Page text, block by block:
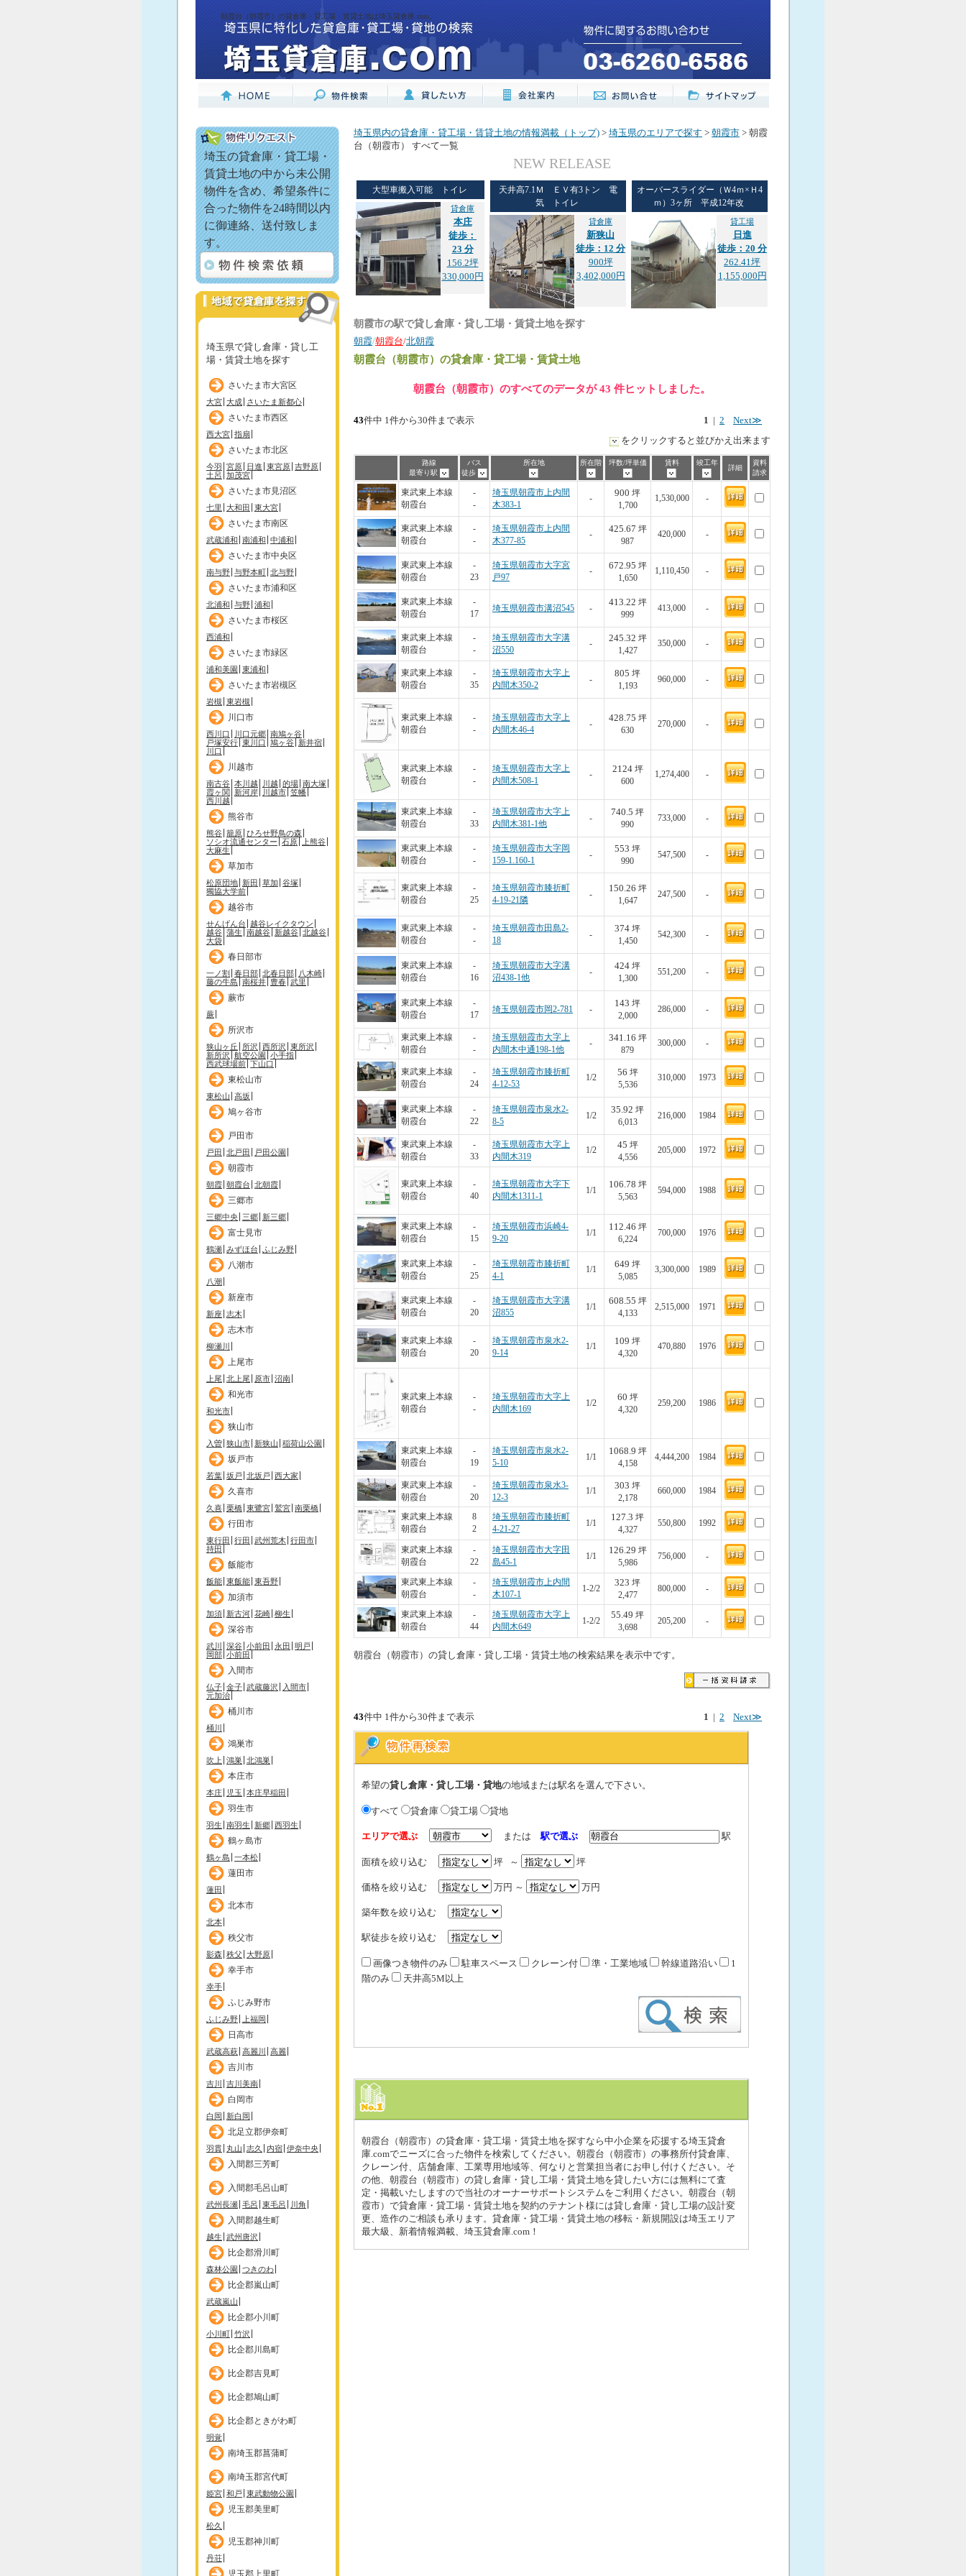
朝霞台（朝霞市）の貸倉庫・貸工場・賃貸土地は埼玉貸倉庫.com。
埼玉の貸倉庫・貸工場・
賃貸土地の中から未公開
物件を含め、希望条件に
合った物件を24時間以内
に御連絡、送付致しま
す。
埼玉県で貸し倉庫・貸し工
場・賃貸土地を探す
さいたま市大宮区
大宮 大成 さいたま新都心
さいたま市西区
西大宮 指扇
さいたま市北区
今羽 宮原 日進 東宮原 吉野原
土呂 加茂宮
さいたま市見沼区
七里 大和田 東大宮
さいたま市南区
武蔵浦和 南浦和 中浦和
さいたま市中央区
南与野 与野本町 北与野
さいたま市浦和区
北浦和 与野 浦和
さいたま市桜区
西浦和
さいたま市緑区
浦和美園 東浦和
さいたま市岩槻区
岩槻 東岩槻
川口市
西川口 川口元郷 南鳩ヶ谷
戸塚安行 東川口 鳩ヶ谷 新井宿
川口
川越市
南古谷 本川越 川越 的場 南大塚
霞ヶ関
新河岸 川越市 笠幡
西川越
熊谷市
熊谷 籠原 ひろせ野鳥の森
ソシオ流通センター 石原
上熊谷
大麻生
草加市
松原団地 新田 草加 谷塚
獨協大学前
越谷市
せんげん台 越谷レイクタウン
越谷 蒲生 南越谷 新越谷 北越谷
大袋
春日部市
一ノ割 春日部 北春日部
八木崎
藤の牛島 南桜井 豊春 武里
蕨市
蕨
所沢市
狭山ヶ丘 所沢 西所沢 東所沢
新所沢 航空公園
小手指
西武球場前 下山口
東松山市
東松山 高坂
鳩ヶ谷市
戸田市
戸田 北戸田 戸田公園
朝霞市
朝霞 朝霞台 北朝霞
三郷市
三郷中央 三郷 新三郷
富士見市
鶴瀬 みずほ台 ふじみ野
八潮市
八潮
新座市
新座 志木
志木市
柳瀬川
上尾市
上尾 北上尾 原市 沼南
和光市
和光市
狭山市
入曽 狭山市 新狭山 稲荷山公園
坂戸市
若葉 坂戸 北坂戸 西大家
久喜市
久喜 栗橋 東鷺宮 鷲宮 南栗橋
行田市
東行田 行田 武州荒木 行田市
持田
飯能市
飯能 東飯能 東吾野
加須市
加須 新古河 花崎 柳生
深谷市
武川 深谷 小前田 永田 明戸
岡部 小前田
入間市
仏子 金子 武蔵藤沢
入間市
元加治
桶川市
桶川
鴻巣市
吹上 鴻巣 北鴻巣
本庄市
本庄 児玉 本庄早稲田
羽生市
羽生 南羽生 新郷 西羽生
鶴ヶ島市
鶴ヶ島 一本松
蓮田市
蓮田
北本市
北本
秩父市
影森 秩父 大野原
幸手市
幸手
ふじみ野市
ふじみ野 上福岡
日高市
武蔵高萩 高麗川 高麗
吉川市
吉川 吉川美南
白岡市
白岡 新白岡
北足立郡伊奈町
羽貫 丸山 志久 内宿 伊奈中央
入間郡三芳町
入間郡毛呂山町
武州長瀬 毛呂 東毛呂 川角
入間郡越生町
越生 武州唐沢
比企郡滑川町
森林公園 つきのわ
比企郡嵐山町
武蔵嵐山
比企郡小川町
小川町 竹沢
比企郡川島町
比企郡吉見町
比企郡鳩山町
比企郡ときがわ町
明覚
南埼玉郡菖蒲町
南埼玉郡宮代町
姫宮 和戸 東武動物公園
児玉郡美里町
松久
児玉郡神川町
丹荘
児玉郡上里町
埼玉県内の貸倉庫・貸工場・賃貸土地の情報満載（トップ) > 埼玉県のエリアで探す > 朝霞市 > 朝霞
台（朝霞市） すべて一覧
NEW RELEASE
大型車搬入可能 トイレ
貸倉庫
本庄
徒歩：
23 分
156.2坪
330,000円
天井高7.1Ｍ ＥＶ有3トン 電
気 トイレ
貸倉庫
新狭山
徒歩：12 分
900坪
3,402,000円
オーバースライダー（Ｗ4ｍ×Ｈ4
ｍ）3ヶ所 平成12年改
貸工場
日進
徒歩：20 分
262.41坪
1,155,000円
朝霞市の駅で貸し倉庫・貸し工場・賃貸土地を探す
朝霞/朝霞台/北朝霞
朝霞台（朝霞市） の貸倉庫・貸工場・賃貸土地
朝霞台（朝霞市）のすべてのデータが 43 件ヒットしました。
1 2 Next≫
43件中 1件から30件まで表示
をクリックすると並びかえ出来ます
路線
最寄り駅
バス
徒歩
所在地 所在階 坪数/坪単価 賃料 竣工年
詳細
資料
請求
東武東上本線
朝霞台
-
-
埼玉県朝霞市上内間
木383-1
-
900 坪
1,700
1,530,000 -
東武東上本線
朝霞台
-
-
埼玉県朝霞市上内間
木377-85
-
425.67 坪
987
420,000 -
東武東上本線
朝霞台
-
23
埼玉県朝霞市大字宮
戸97
-
672.95 坪
1,650
1,110,450 -
東武東上本線
朝霞台
-
17
埼玉県朝霞市溝沼545 -
413.22 坪
999
413,000 -
東武東上本線
朝霞台
-
-
埼玉県朝霞市大字溝
沼550
-
245.32 坪
1,427
350,000 -
東武東上本線
朝霞台
-
35
埼玉県朝霞市大字上
内間木350-2
-
805 坪
1,193
960,000 -
東武東上本線
朝霞台
-
-
埼玉県朝霞市大字上
内間木46-4
-
428.75 坪
630
270,000 -
東武東上本線
朝霞台
-
-
埼玉県朝霞市大字上
内間木508-1
-
2124坪
600
1,274,400 -
東武東上本線
朝霞台
-
33
埼玉県朝霞市大字上
内間木381-1他
-
740.5 坪
990
733,000 -
東武東上本線
朝霞台
-
-
埼玉県朝霞市大字岡
159-1.160-1
-
553 坪
990
547,500 -
東武東上本線
朝霞台
-
25
埼玉県朝霞市膝折町
4-19-21隣
-
150.26 坪
1,647
247,500 -
東武東上本線
朝霞台
-
-
埼玉県朝霞市田島2-
18
-
374 坪
1,450
542,300 -
東武東上本線
朝霞台
-
16
埼玉県朝霞市大字溝
沼438-1他
-
424 坪
1,300
551,200 -
東武東上本線
朝霞台
-
17
埼玉県朝霞市岡2-781 -
143 坪
2,000
286,000 -
東武東上本線
朝霞台
-
-
埼玉県朝霞市大字上
内間木中通198-1他
-
341.16 坪
879
300,000 -
東武東上本線
朝霞台
-
24
埼玉県朝霞市膝折町
4-12-53
1/2
56 坪
5,536
310,000 1973
東武東上本線
朝霞台
-
22
埼玉県朝霞市泉水2-
8-5
1/2
35.92 坪
6,013
216,000 1984
東武東上本線
朝霞台
-
33
埼玉県朝霞市大字上
内間木319
1/2
45 坪
4,556
205,000 1972
東武東上本線
朝霞台
-
40
埼玉県朝霞市大字下
内間木1311-1
1/1
106.78 坪
5,563
594,000 1988
東武東上本線
朝霞台
-
15
埼玉県朝霞市浜崎4-
9-20
1/1
112.46 坪
6,224
700,000 1976
東武東上本線
朝霞台
-
25
埼玉県朝霞市膝折町
4-1
1/1
649 坪
5,085
3,300,000 1989
東武東上本線
朝霞台
-
20
埼玉県朝霞市大字溝
沼855
1/1
608.55 坪
4,133
2,515,000 1971
東武東上本線
朝霞台
-
20
埼玉県朝霞市泉水2-
9-14
1/1
109 坪
4,320
470,880 1976
東武東上本線
朝霞台
-
-
埼玉県朝霞市大字上
内間木169
1/2
60 坪
4,320
259,200 1986
東武東上本線
朝霞台
-
19
埼玉県朝霞市泉水2-
5-10
1/1
1068.9 坪
4,158
4,444,200 1984
東武東上本線
朝霞台
-
20
埼玉県朝霞市泉水3-
12-3
1/1
303 坪
2,178
660,000 1984
東武東上本線
朝霞台
8
2
埼玉県朝霞市膝折町
4-21-27
1/1
127.3 坪
4,327
550,800 1992
東武東上本線
朝霞台
-
22
埼玉県朝霞市大字田
島45-1
1/1
126.29 坪
5,986
756,000 -
東武東上本線
朝霞台
-
-
埼玉県朝霞市上内間
木107-1
1-2/2
323 坪
2,477
800,000 -
東武東上本線
朝霞台
-
44
埼玉県朝霞市大字上
内間木649
1-2/2
55.49 坪
3,698
205,200 -
朝霞台（朝霞市）の貸し倉庫・貸し工場・賃貸土地の検索結果を表示中です。
1 2 Next≫
43件中 1件から30件まで表示
希望の貸し倉庫・貸し工場・貸地の地域または駅名を選んで下さい。
すべて 貸倉庫 貸工場 貸地
エリアで選ぶ または駅で選ぶ 駅
面積を絞り込む 坪 ～ 坪
価格を絞り込む 万円 ～ 万円
築年数を絞り込む
駅徒歩を絞り込む
画像つき物件のみ 駐車スペース クレーン付 準・工業地域 幹線道路沿い
1
階のみ
天井高5M以上
朝霞台（朝霞市）の貸倉庫・貸工場・賃貸土地を探すなら中小企業を応援する埼玉貸倉
庫.comでニーズに合った物件を検索してください。朝霞台（朝霞市）の事務所付貸倉庫、
クレーン付、店舗倉庫、工業専用地域等、何なりと営業担当者にお申し付けください。そ
の他、朝霞台（朝霞市）の貸し倉庫・貸し工場・賃貸土地を貸したい方には無料にて査
定・掲載いたしますので当社のオーナーサポートシステムをご利用ください。朝霞台（朝
霞市）で貸倉庫・貸工場・賃貸土地を契約のテナント様には貸し倉庫・貸し工場の設計変
更、造作のご相談も承ります。貸倉庫・貸工場・賃貸土地の移転・新規開設は埼玉エリア
最大級、新着情報満載、埼玉貸倉庫.com！